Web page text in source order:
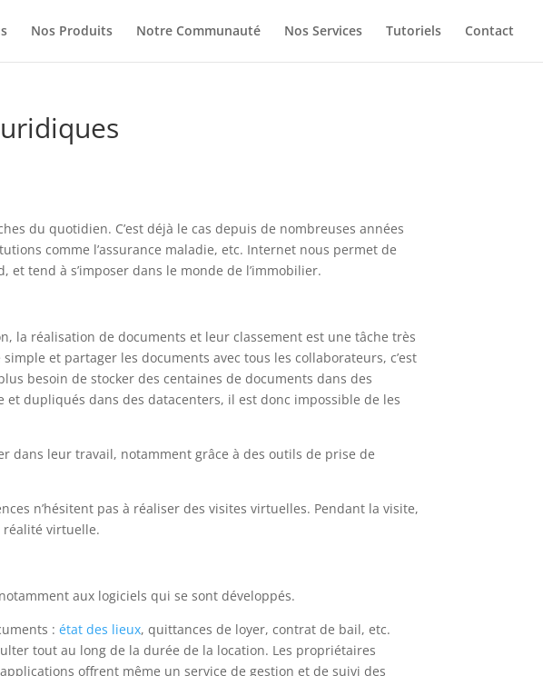
Nos Produits Notre Communauté Nos Services Tutoriels Contact
du quotidien. C’est déjà le cas depuis de nombreuses années
comme l’assurance maladie, etc. Internet nous permet de
tend à s’imposer dans le monde de l’immobilier.
la réalisation de documents et leur classement est une tâche très
et partager les documents avec tous les collaborateurs, c’est
besoin de stocker des centaines de documents dans des
dupliqués dans des datacenters, il est donc impossible de les
dans leur travail, notamment grâce à des outils de prise de
n’hésitent pas à réaliser des visites virtuelles. Pendant la visite,
réalité virtuelle.
aux logiciels qui se sont développés.
:état des lieux, quittances de loyer, contrat de bail, etc.
tout au long de la durée de la location. Les propriétaires
offrent même un service de gestion et de suivi des